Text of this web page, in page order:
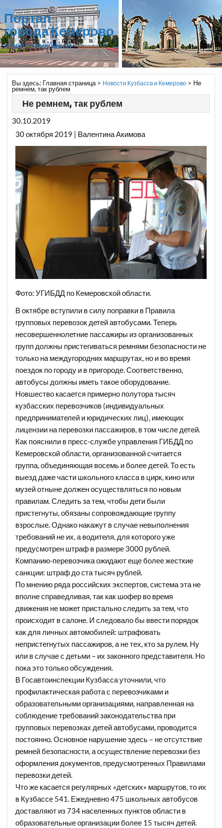
Портал
города Кемерово
и всего Кузбасса
Вы здесь: Главная страница> Новости Кузбасса и Кемерово> Не
ремнем, так рублем
Не ремнем, так рублем
30.10.2019
30 октября 2019 | Валентина Акимова
Фото: УГИБДД по Кемеровской области.
В октябре вступили в силу поправки в Правила
групповых перевозок детей автобусами. Теперь
несовершеннолетние пассажиры из организованных
групп должны пристегиваться ремнями безопасности не
только на междугородних маршрутах, но и во время
поездок по городу и в пригороде. Соответственно,
автобусы должны иметь такое оборудование.
Новшество касается примерно полутора тысяч
кузбасских перевозчиков (индивидуальных
предпринимателей и юридических лиц), имеющих
лицензии на перевозки пассажиров, в том числе детей.
Как пояснили в пресс-службе управления ГИБДД по
Кемеровской области, организованной считается
группа, объединяющая восемь и более детей. То есть
выезд даже части школьного класса в цирк, кино или
музей отныне должен осуществляться по новым
правилам. Следить за тем, чтобы дети были
пристегнуты, обязаны сопровождающие группу
взрослые. Однако накажут в случае невыполнения
требований не их, а водителя, для которого уже
предусмотрен штраф в размере 3000 рублей.
Компанию-перевозчика ожидают еще более жесткие
санкции: штраф до ста тысяч рублей.
По мнению ряда российских экспертов, система эта не
вполне справедливая, так как шофер во время
движения не может пристально следить за тем, что
происходит в салоне. И следовало бы ввести порядок
как для личных автомобилей: штрафовать
непристегнутых пассажиров, а не тех, кто за рулем. Ну
или в случае с детьми – их законного представителя. Но
пока это только обсуждения.
В Госавтоинспекции Кузбасса уточнили, что
профилактическая работа с перевозчиками и
образовательными организациями, направленная на
соблюдение требований законодательства при
групповых перевозках детей автобусами, проводится
постоянно. Основное нарушение здесь – не отсутствие
ремней безопасности, а осуществление перевозки без
оформления документов, предусмотренных Правилами
перевозки детей.
Что же касается регулярных «детских» маршрутов, то их
в Кузбассе 541. Ежедневно 475 школьных автобусов
доставляют из 734 населенных пунктов области в
образовательные организации более 15 тысяч детей.